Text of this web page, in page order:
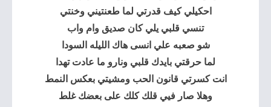
احكيلي كيف قدرتي لما طعنتيني وخنتي
تنسي قلبي يلي كان صديق وام واب
شو صعبه علي انسى هاك الليله السودا
لما حرقتي بايدك قلبي ونارو ما عادت تهدا
انت كسرتي قانون الحب ومشيتي بعكس النمط
وهلا صار فيي قلك كلك على بعضك غلط